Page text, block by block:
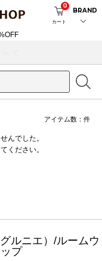
カート
0
BRAND
いて
アイテム数： 件
んでした。
ください。
ルニエ）/ルームウ
プ